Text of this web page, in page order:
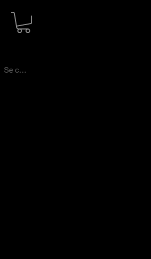
Se connecter